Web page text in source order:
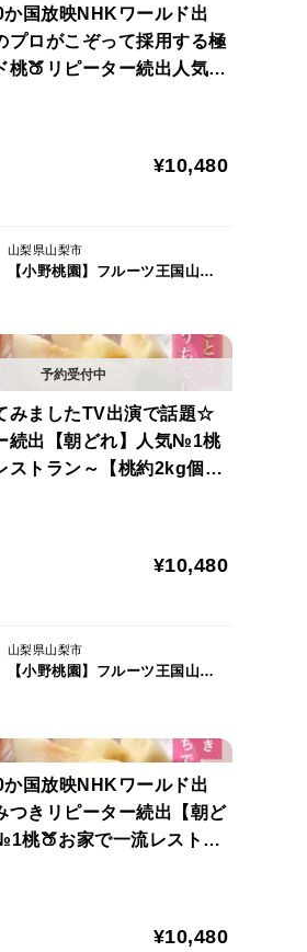
からの黎明期で頂点に立
。
ような味わい。
ですからそれはそれは脳内
がより美味しさを堪能でき
だなと感じます。
値ある全国桃グランプリ
に迫ります👀
る今のうちにご注文をお済
了承ください。
か国放映NHKワールド出
プロがこぞって採用する極
桃🍑リピーター続出人気
¥10,480
山梨県山梨市
【小野桃園】フルーツ王国山梨ブランド
みましたTV出演で話題☆
続出【朝どれ】人気№1桃
ストラン～【桃約2kg個数
¥10,480
山梨県山梨市
【小野桃園】フルーツ王国山梨ブランド
か国放映NHKワールド出
つきリピーター続出【朝ど
桃🍑お家で一流レストラ
¥10,480